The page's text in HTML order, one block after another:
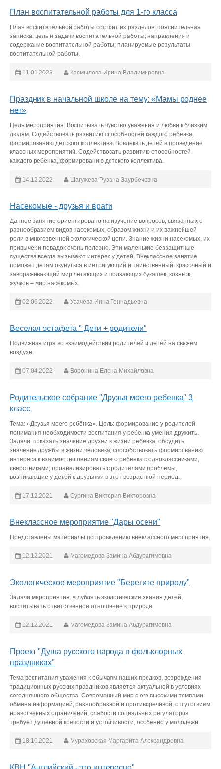
План воспитательной работы для 1-го класса
План воспитательной работы состоит из разделов: пояснительная
записка; цель и задачи воспитательной работы; направления и
содержание воспитательной работы; планируемые результаты
воспитательной работы.
11.01.2023 Космылева Ирина Владимировна
Праздник в начальной школе на тему: «Мамы роднее
нет»
Цель мероприятия: Воспитывать чувство уважения и любви к близким
людям. Содействовать развитию способностей каждого ребёнка,
формированию детского коллектива. Вовлекать детей в проведение
классных мероприятий. Содействовать развитию способностей
каждого ребёнка, формированию детского коллектива.
14.12.2022 Шагужева Рузана Заурбечевна
Насекомые - друзья и враги
Данное занятие ориентировано на изучение вопросов, связанных с
разнообразием видов насекомых, образом жизни и их важнейшей
роли в многозвенной экологической цепи. Знание жизни насекомых, их
привычек и повадок очень полезно. Эти маленькие беззащитные
существа всегда вызывают интерес у детей. Внеклассное занятие
поможет детям окунуться в интригующий и таинственный, красочный и
завораживающий мир летающих и ползающих букашек, козявок,
жучков – мир насекомых.
02.06.2022 Усачёва Инна Геннадьевна
Веселая эстафета " Дети + родители"
Подвижная игра во взаимодействии родителей и детей на свежем
воздухе.
07.04.2022 Воронина Елена Михайловна
Родительское собрание "Друзья моего ребенка" 3
класс
Тема: «Друзья моего ребёнка». Цель: формирование у родителей
понимания необходимости воспитания у ребенка умения дружить.
Задачи: показать значение друзей в жизни ребенка; обсудить
значение дружбы в жизни человека; способствовать формированию
интереса к взаимоотношениям своего ребенка с одноклассниками,
сверстниками; проанализировать с родителями проблемы,
возникающие у детей с друзьями в этот возрастной период.
17.12.2021 Сургина Виктория Викторовна
Внеклассное мероприятие "Дары осени"
Представлены материалы по проведению внеклассного мероприятия.
12.12.2021 Магомедова Замина Абдурагимовна
Экологическое мероприятие "Берегите природу"
Задачи мероприятия: углублять экологические знания детей,
воспитывать ответственное отношение к природе.
12.12.2021 Магомедова Замина Абдурагимовна
Проект "Душа русского народа в фольклорных
праздниках"
Тема воспитания уважения к обычаям наших предков, возрождения
традиционных русских праздников является актуальной в условиях
сегодняшнего общества. Современный мир с его высокими темпами
обмена информацией, разнообразной и противоречивой, отсутствием
нравственных ограничений, слабости социальных регуляторов
требует душевной крепости и устойчивости, особенно у молодежи.
18.10.2021 Мураховская Маргарита Александровна
КВН "Английский - это интересно"